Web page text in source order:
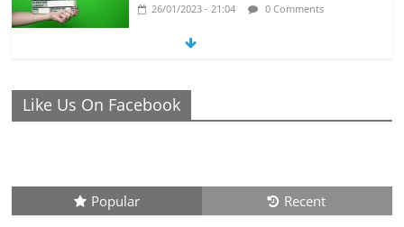
26/01/2023 - 21:04 0 Comments
Ronaldo Istiqomah di Al Nassr, Bersiap di Laga Piala
Super Arab, Messi Diprediksi Pecahkan Rekor Cetak Gol
26/01/2023 - 16:28 0 Comments
Dapat Jutaan Rupiah Per Bulan Dari
Foto Handphone
04/08/2023 - 09:26 0 Comments
Like Us On Facebook
Popular Recent